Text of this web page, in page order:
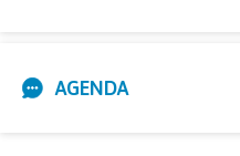
AGENDA